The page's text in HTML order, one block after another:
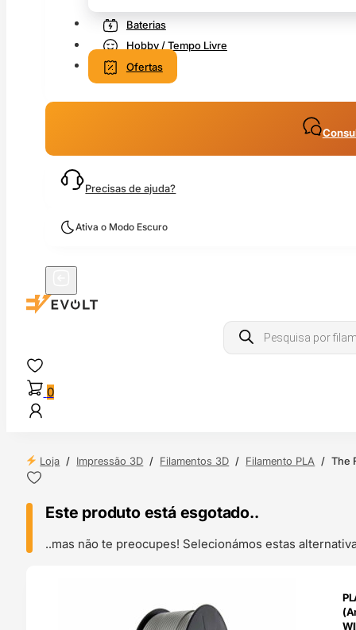
Baterias
Hobby / Tempo Livre
Ofertas
Precisas de ajuda?
Ativa o Modo Escuro
Products
search
0
Loja / Impressão 3D / Filamentos 3D / Filamento PLA / The
Este produto está esgotado..
..mas não te preocupes! Selecionámos estas